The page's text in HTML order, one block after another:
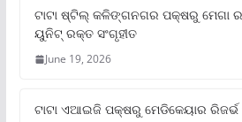
ଟାଟା ଷ୍ଟିଲ୍‌ କଳିଙ୍ଗନଗର ପକ୍ଷରୁ ମେଗା
ୟୁନିଟ୍‌ ରକ୍ତ ସଂଗୃହୀତ
June 19, 2026
ଟାଟା ଏଆଇଜି ପକ୍ଷରୁ ମେଡିକେୟାର